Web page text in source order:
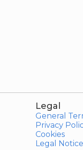
Legal
General
Privacy
Cookies
Legal Notice